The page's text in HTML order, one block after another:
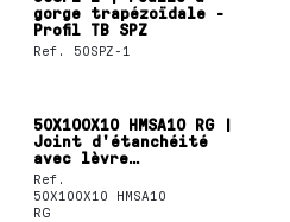
gorge trapézoïdale -
Profil TB SPZ
Ref. 50SPZ-1
50X100X10 HMSA10 RG |
Joint d'étanchéité
avec lèvre
d'étanchéité unique
SKF
Ref.
50X100X10 HMSA10
RG